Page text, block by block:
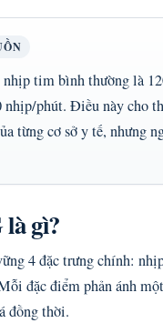
tim bình thường là
phút. Điều này cho
từng cơ sở y tế, nhưng
gì?
4 đặc trưng chính:
đặc điểm phản ánh
đồng thời.